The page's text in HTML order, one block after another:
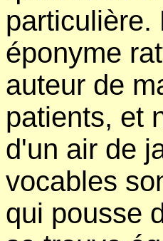
particulière.
éponyme
auteur de
patients, et
d'un air de
vocables
qui pousse